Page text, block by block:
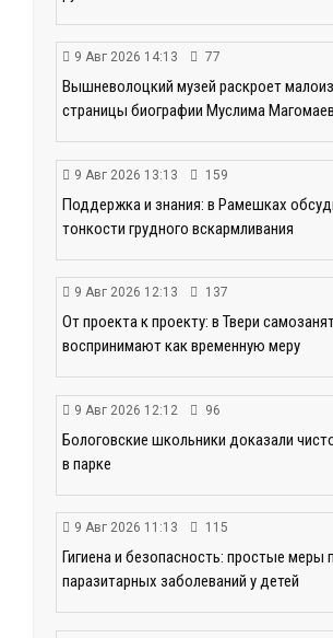
9 Авг 2026 14:13 77
Вышневолоцкий музей раскроет
страницы биографии Муслима
9 Авг 2026 13:13 159
Поддержка и знания: в Рамешках
тонкости грудного вскармливания
9 Авг 2026 12:13 137
От проекта к проекту: в Твери
воспринимают как временную меру
9 Авг 2026 12:12 96
Бологовские школьники доказали
в парке
9 Авг 2026 11:13 115
Гигиена и безопасность: простые меры
паразитарных заболеваний у детей